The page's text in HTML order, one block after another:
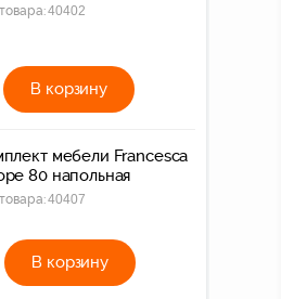
40402
В корзину
мебели Francesca
80 напольная
40407
В корзину